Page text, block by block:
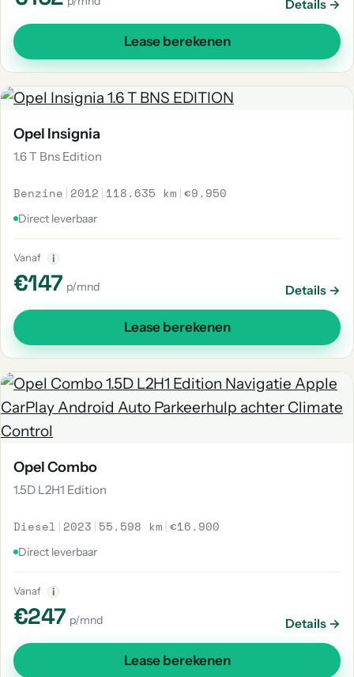
Details →
Lease berekenen
Opel Insignia
1.6 T Bns Edition
Benzine | 2012 | 118.635 km |€9.950
Direct leverbaar
Vanaf i
€147 p/mnd Details →
Lease berekenen
Opel Combo
1.5D L2H1 Edition
Diesel | 2023 | 55.598 km |€16.900
Direct leverbaar
Vanaf i
€247 p/mnd Details →
Lease berekenen